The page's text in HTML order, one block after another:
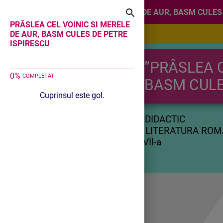
PRÂSLEA CEL VOINIC SI MERELE
DE AUR, BASM CULES DE PETRE
ISPIRESCU
0% COMPLETAT
Cuprinsul este gol.
PRÂSLEA CEL VOINIC SI MERELE DE AUR, BASM
”PRÂSLEA
BASM
PROIECT DIDACTIC
LIMBA SI LITERATURA
CLASA a VII-a